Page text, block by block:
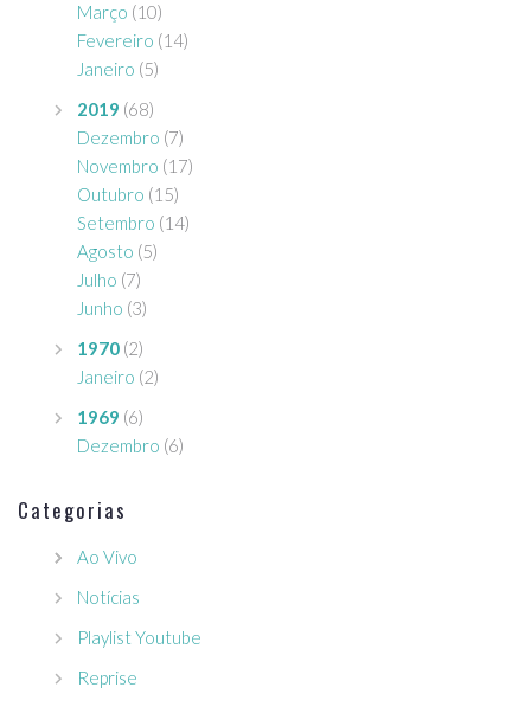
Março (10)
Fevereiro (14)
Janeiro (5)
2019 (68)
Dezembro (7)
Novembro (17)
Outubro (15)
Setembro (14)
Agosto (5)
Julho (7)
Junho (3)
1970 (2)
Janeiro (2)
1969 (6)
Dezembro (6)
Categorias
Ao Vivo
Notícias
Playlist Youtube
Reprise